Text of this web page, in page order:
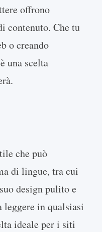
offrono
contenuto. Che tu
o creando
una scelta
che può
di lingue, tra cui
design pulito e
leggere in qualsiasi
ideale per i siti